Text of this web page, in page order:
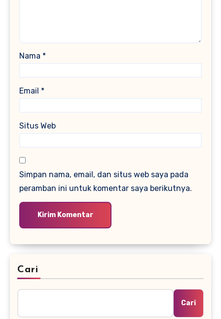
Nama *
Email *
Situs Web
Simpan nama, email, dan situs web saya pada
peramban ini untuk komentar saya berikutnya.
Cari
Cari